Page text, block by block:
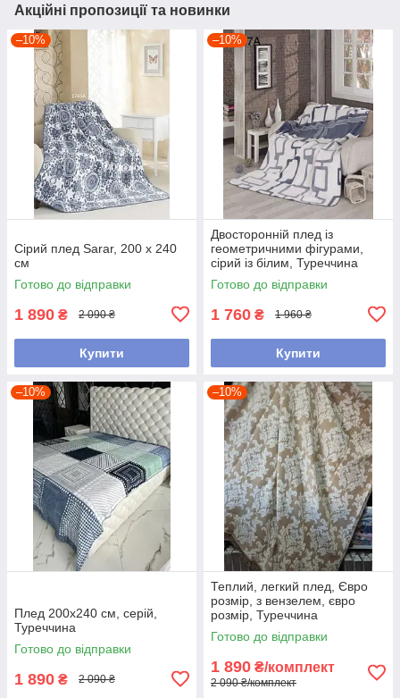
Акційні пропозиції та новинки
–10%
Сірий плед Sarar, 200 х 240
см
Готово до відправки
1 890 ₴ 2 090 ₴
Купити
–10%
Двосторонній плед із
геометричними фігурами,
сірий із білим, Туреччина
Готово до відправки
1 760 ₴ 1 960 ₴
Купити
–10%
Плед 200х240 см, серій,
Туреччина
Готово до відправки
1 890 ₴ 2 090 ₴
–10%
Теплий, легкий плед, Євро
розмір, з вензелем, євро
розмір, Туреччина
Готово до відправки
1 890 ₴/комплект
2 090 ₴/комплект